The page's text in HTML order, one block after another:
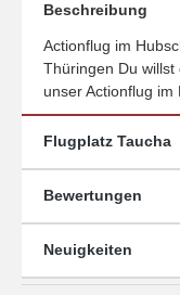
Beschreibung
Actionflug im
Thüringen Du willst
unser Actionflug im
Flugplatz Taucha
Bewertungen
Neuigkeiten